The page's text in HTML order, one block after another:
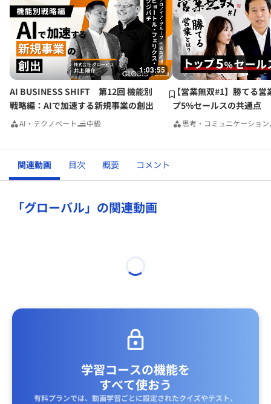
withdraw from fromが出てこなかった
modify a policy
relevent information
valid reason
1:03:55
AI BUSINESS SHIFT 第12回 機能別
戦略編：AIで加速する新規事業の創出
AI・テクノベート 中級
【営業無双#1】勝てる営
プ5%セールスの共通点
思考・コミュニケーション
関連動画 目次 概要 コメント
「グローバル」の関連動画
学習コースの機能を
すべて使おう
有料プランでは、動画学習ごとに設定されたクイズやテスト、